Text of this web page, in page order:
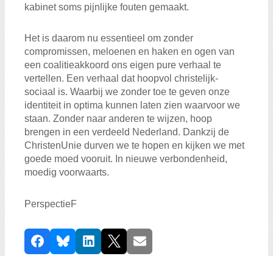
kabinet soms pijnlijke fouten gemaakt.
Het is daarom nu essentieel om zonder
compromissen, meloenen en haken en ogen van
een coalitieakkoord ons eigen pure verhaal te
vertellen. Een verhaal dat hoopvol christelijk-
sociaal is. Waarbij we zonder toe te geven onze
identiteit in optima kunnen laten zien waarvoor we
staan. Zonder naar anderen te wijzen, hoop
brengen in een verdeeld Nederland. Dankzij de
ChristenUnie durven we te hopen en kijken we met
goede moed vooruit. In nieuwe verbondenheid,
moedig voorwaarts.
PerspectieF
D
e
FacebookBlueskyLinkedIn
X E-mail